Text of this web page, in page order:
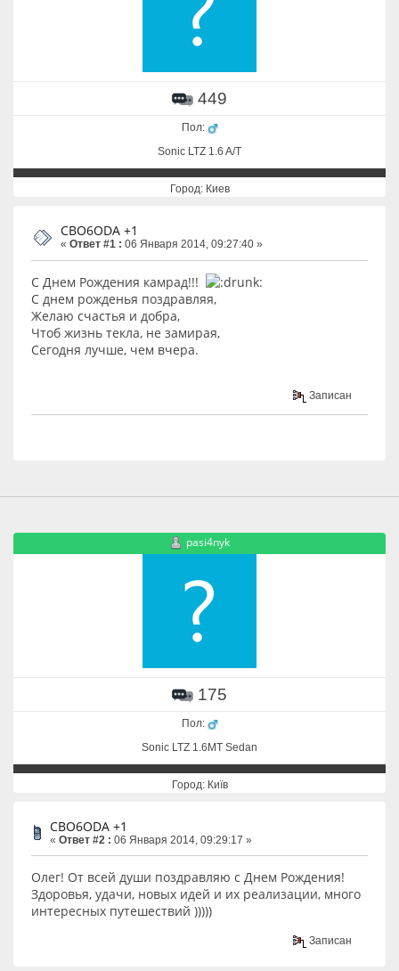
449
Пол:
Sonic LTZ 1.6 A/T
Город: Киев
CBO6ODA +1
« Ответ #1 : 06 Января 2014, 09:27:40 »
С Днем Рождения камрад!!!
С днем рожденья поздравляя,
Желаю счастья и добра,
Чтоб жизнь текла, не замирая,
Сегодня лучше, чем вчера.
Записан
pasi4nyk
175
Пол:
Sonic LTZ 1.6MT Sedan
Город: Київ
CBO6ODA +1
« Ответ #2 : 06 Января 2014, 09:29:17 »
Олег! От всей души поздравляю с Днем Рождения!
Здоровья, удачи, новых идей и их реализации, много
интересных путешествий )))))
Записан